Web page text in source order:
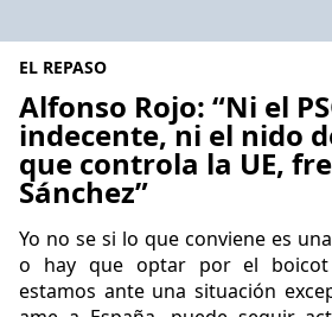
EL REPASO
Alfonso Rojo: “Ni el
indecente, ni el nido
que controla la UE,
Sánchez”
Yo no se si lo que conviene es
o hay que optar por el boicot
estamos ante una situación